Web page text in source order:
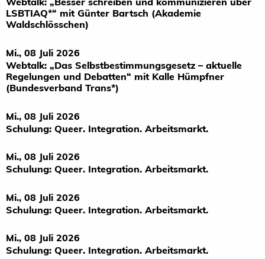
LSBTIAQ*“ mit Günter Bartsch (Akademie
Waldschlösschen)
Mi., 08 Juli 2026
Webtalk: „Das Selbstbestimmungsgesetz – aktuelle
Regelungen und Debatten“ mit Kalle Hümpfner
(Bundesverband Trans*)
Mi., 08 Juli 2026
Schulung: Queer. Integration. Arbeitsmarkt.
Mi., 08 Juli 2026
Schulung: Queer. Integration. Arbeitsmarkt.
Mi., 08 Juli 2026
Schulung: Queer. Integration. Arbeitsmarkt.
Mi., 08 Juli 2026
Schulung: Queer. Integration. Arbeitsmarkt.